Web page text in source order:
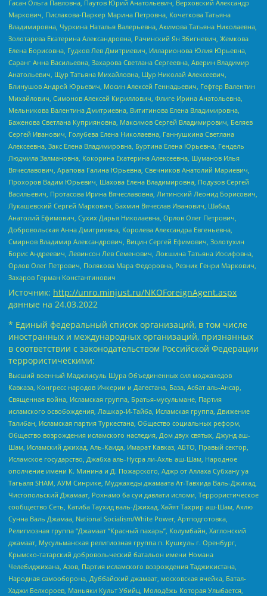
Гасан Ольга Павловна, Паутов Юрий Анатольевич, Верховский Александр
Маркович, Пислакова-Паркер Марина Петровна, Кочеткова Татьяна
Владимировна, Чуркина Наталья Валерьевна, Акимова Татьяна Николаевна,
Золотарева Екатерина Александровна, Рачинский Ян Збигневич, Жемкова
Елена Борисовна, Гудков Лев Дмитриевич, Илларионова Юлия Юрьевна,
Саранг Анна Васильевна, Захарова Светлана Сергеевна, Аверин Владимир
Анатольевич, Щур Татьяна Михайловна, Щур Николай Алексеевич,
Блинушов Андрей Юрьевич, Мосин Алексей Геннадьевич, Гефтер Валентин
Михайлович, Симонов Алексей Кириллович, Флиге Ирина Анатольевна,
Мельникова Валентина Дмитриевна, Вититинова Елена Владимировна,
Баженова Светлана Куприяновна, Максимов Сергей Владимирович, Беляев
Сергей Иванович, Голубева Елена Николаевна, Ганнушкина Светлана
Алексеевна, Закс Елена Владимировна, Буртина Елена Юрьевна, Гендель
Людмила Залмановна, Кокорина Екатерина Алексеевна, Шуманов Илья
Вячеславович, Арапова Галина Юрьевна, Свечников Анатолий Мариевич,
Прохоров Вадим Юрьевич, Шахова Елена Владимировна, Подузов Сергей
Васильевич, Протасова Ирина Вячеславовна, Литинский Леонид Борисович,
Лукашевский Сергей Маркович, Бахмин Вячеслав Иванович, Шабад
Анатолий Ефимович, Сухих Дарья Николаевна, Орлов Олег Петрович,
Добровольская Анна Дмитриевна, Королева Александра Евгеньевна,
Смирнов Владимир Александрович, Вицин Сергей Ефимович, Золотухин
Борис Андреевич, Левинсон Лев Семенович, Локшина Татьяна Иосифовна,
Орлов Олег Петрович, Полякова Мара Федоровна, Резник Генри Маркович,
Захаров Герман Константинович
Источник: http://unro.minjust.ru/NKOForeignAgent.aspx
данные на 24.03.2022
* Единый федеральный список организаций, в том числе
иностранных и международных организаций, признанных
в соответствии с законодательством Российской Федерации
террористическими:
Высший военный Маджлисуль Шура Объединенных сил моджахедов
Кавказа, Конгресс народов Ичкерии и Дагестана, База, Асбат аль-Ансар,
Священная война, Исламская группа, Братья-мусульмане, Партия
исламского освобождения, Лашкар-И-Тайба, Исламская группа, Движение
Талибан, Исламская партия Туркестана, Общество социальных реформ,
Общество возрождения исламского наследия, Дом двух святых, Джунд аш-
Шам, Исламский джихад, Аль-Каида, Имарат Кавказ, АБТО, Правый сектор,
Исламское государство, Джабха аль-Нусра ли-Ахль аш-Шам, Народное
ополчение имени К. Минина и Д. Пожарского, Аджр от Аллаха Субхану уа
Тагьаля SHAM, АУМ Синрике, Муджахеды джамаата Ат-Тавхида Валь-Джихад,
Чистопольский Джамаат, Рохнамо ба суи давлати исломи, Террористическое
сообщество Сеть, Катиба Таухид валь-Джихад, Хайят Тахрир аш-Шам, Ахлю
Сунна Валь Джамаа, National Socialism/White Power, Артподготовка,
Религиозная группа “Джамаат “Красный пахарь”, Колумбайн, Хатлонский
джамаат, Мусульманская религиозная группа п. Кушкуль г. Оренбург,
Крымско-татарский добровольческий батальон имени Номана
Челебиджихана, Азов, Партия исламского возрождения Таджикистана,
Народная самооборона, Дуббайский джамаат, московская ячейка, Батал-
Хаджи Белхороев, Маньяки Культ Убийц, Молодёжь Которая Улыбается,